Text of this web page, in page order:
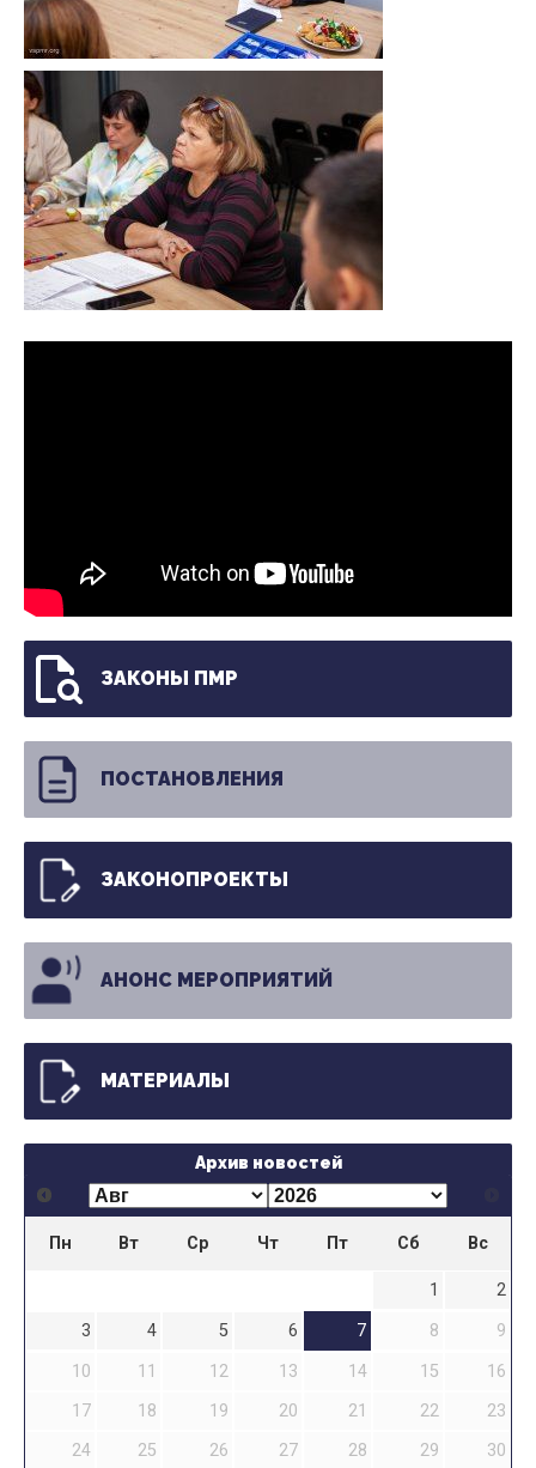
ЗАКОНЫ ПМР
ПОСТАНОВЛЕНИЯ
ЗАКОНОПРОЕКТЫ
АНОНС МЕРОПРИЯТИЙ
МАТЕРИАЛЫ
Архив новостей
Пн Вт Ср Чт Пт Сб Вс
1
2
3
4 5 6 7 8
9
10
11 12 13 14 15
16
17
18 19 20 21 22
23
24
25 26 27 28 29
30